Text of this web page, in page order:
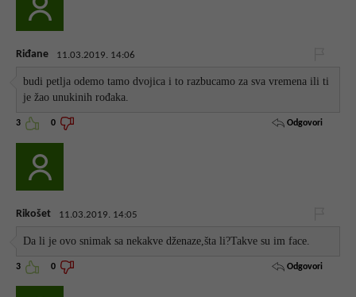
Riđane 11.03.2019. 14:06
budi petlja odemo tamo dvojica i to razbucamo za sva vremena ili ti
je žao unukinih rođaka.
3 0 Odgovori
Rikošet 11.03.2019. 14:05
Da li je ovo snimak sa nekakve dženaze,šta li?Takve su im face.
3 0 Odgovori